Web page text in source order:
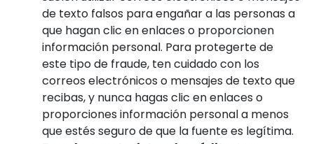
de texto falsos para engañar a las personas a
que hagan clic en enlaces o proporcionen
información personal. Para protegerte de
este tipo de fraude, ten cuidado con los
correos electrónicos o mensajes de texto que
recibas, y nunca hagas clic en enlaces o
proporciones información personal a menos
que estés seguro de que la fuente es legítima.